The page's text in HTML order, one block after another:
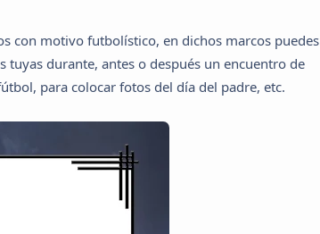
con motivo futbolístico, en dichos marcos puedes
durante, antes o después un encuentro de
para colocar fotos del día del padre, etc.